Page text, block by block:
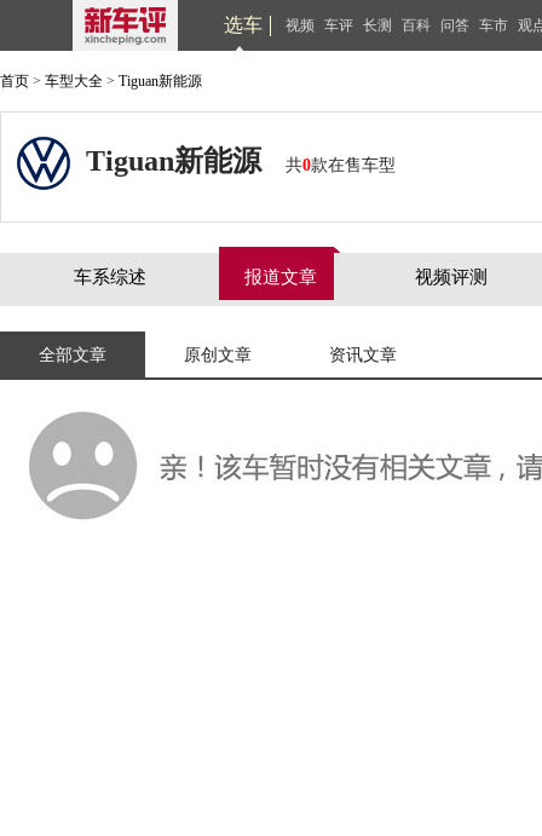
选车 视频 车评 长测 百科 问答 车市 观
首页 > 车型大全 > Tiguan新能源
Tiguan新能源 共0款在售车型
车系综述 报道文章 视频评测
全部文章 原创文章 资讯文章